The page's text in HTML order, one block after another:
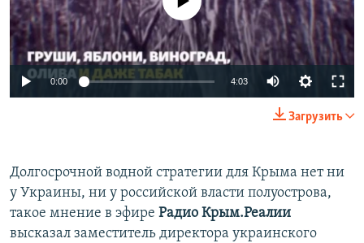
0:00 4:03
240p
720p
1080p
Загрузить
Долгосрочной водной стратегии для Крыма нет ни
у Украины, ни у российской власти полуострова,
такое мнение в эфире Радио Крым.Реалии
высказал заместитель директора украинского